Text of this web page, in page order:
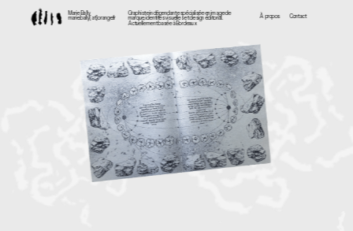
À  propos Contact
Marie Bally
marie.bally[at]orange.fr
Graphiste indépendante spécialisée en image de
marque, identités visuelles et design éditorial.
Actuellement basée à Bordeaux